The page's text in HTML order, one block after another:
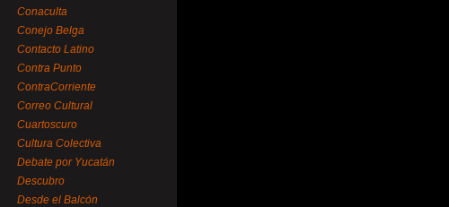
Conaculta
Conejo Belga
Contacto Latino
Contra Punto
ContraCorriente
Correo Cultural
Cuartoscuro
Cultura Colectiva
Debate por Yucatán
Descubro
Desde el Balcón